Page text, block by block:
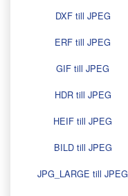
DXF till JPEG
ERF till JPEG
GIF till JPEG
HDR till JPEG
HEIF till JPEG
BILD till JPEG
JPG_LARGE till JPEG